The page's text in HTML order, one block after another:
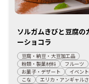
ソルガムきびと豆腐の
ーショコラ
豆腐・納豆・大豆加工品
粉類・製菓材料
フルーツ
お菓子・デザート
イベント
こな
エリカ・アンギャル